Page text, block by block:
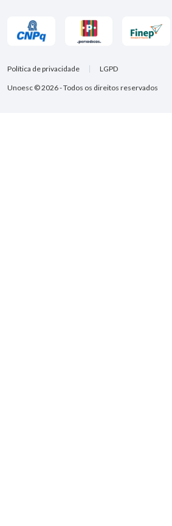
Unoesc © 2026 - Todos os direitos reservados
Política de privacidade LGPD